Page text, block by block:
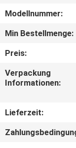
FABRIK-
AUSFLUG
SIE
MIT
Modellnummer:
Min Bestellmenge:
Preis:
Verpackung
Informationen:
Lieferzeit: